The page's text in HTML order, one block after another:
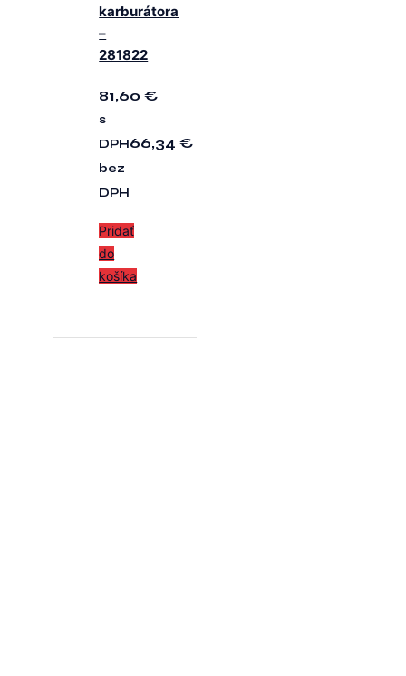
karburátora
–
281822
81,60€
s
DPH66,34€
bez
DPH
Pridať
do
košíka